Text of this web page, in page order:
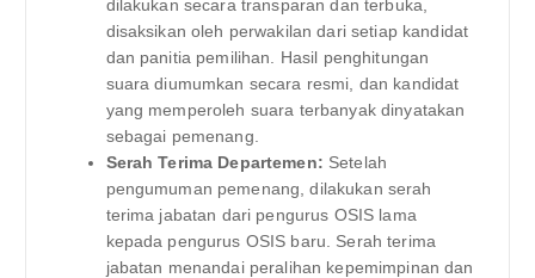
dilakukan secara transparan dan terbuka,
disaksikan oleh perwakilan dari setiap kandidat
dan panitia pemilihan. Hasil penghitungan
suara diumumkan secara resmi, dan kandidat
yang memperoleh suara terbanyak dinyatakan
sebagai pemenang.
Serah Terima Departemen: Setelah
pengumuman pemenang, dilakukan serah
terima jabatan dari pengurus OSIS lama
kepada pengurus OSIS baru. Serah terima
jabatan menandai peralihan kepemimpinan dan